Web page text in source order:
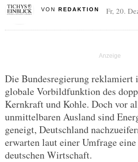
VON REDAKTION Fr, 20.
Die Bundesregierung reklamiert
globale Vorbildfunktion des
Kernkraft und Kohle. Doch vor
unmittelbaren Ausland sind
geneigt, Deutschland
erwarten laut einer Umfrage
deutschen Wirtschaft.